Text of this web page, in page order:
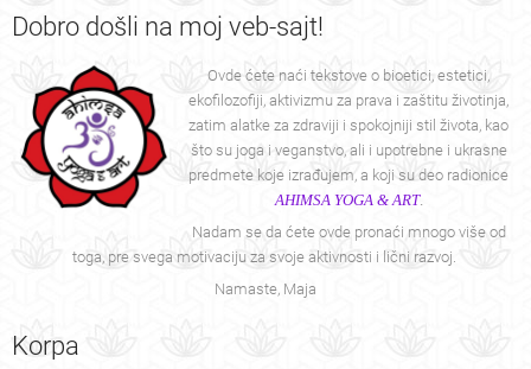
Dobro došli na moj veb-sajt!
Ovde ćete naći tekstove o bioetici, estetici,
ekofilozofiji, aktivizmu za prava i zaštitu životinja,
zatim alatke za zdraviji i spokojniji stil života, kao
što su joga i veganstvo, ali i upotrebne i ukrasne
predmete koje izrađujem, a koji su deo radionice
AHIMSA YOGA & ART.
Nadam se da ćete ovde pronaći mnogo više od
toga, pre svega motivaciju za svoje aktivnosti i lični razvoj.
Namaste, Maja
Korpa